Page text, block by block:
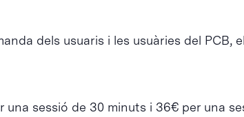
dels usuaris i les usuàries del PCB,
sessió de 30 minuts i 36€ per una